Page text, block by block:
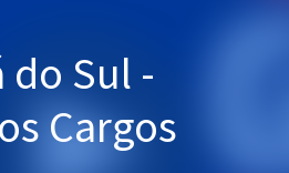
Sul -
Cargos